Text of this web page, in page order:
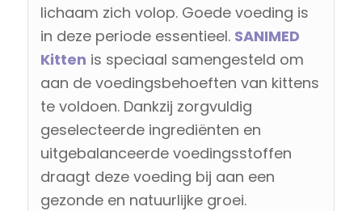
lichaam zich volop. Goede voeding is
in deze periode essentieel. SANIMED
Kitten is speciaal samengesteld om
aan de voedingsbehoeften van kittens
te voldoen. Dankzij zorgvuldig
geselecteerde ingrediënten en
uitgebalanceerde voedingsstoffen
draagt deze voeding bij aan een
gezonde en natuurlijke groei.